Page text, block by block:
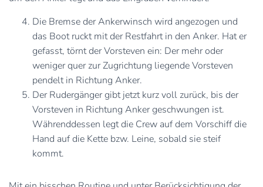
Die Bremse der Ankerwinsch wird angezogen und
das Boot ruckt mit der Restfahrt in den Anker. Hat er
gefasst, törnt der Vorsteven ein: Der mehr oder
weniger quer zur Zugrichtung liegende Vorsteven
pendelt in Richtung Anker.
Der Rudergänger gibt jetzt kurz voll zurück, bis der
Vorsteven in Richtung Anker geschwungen ist.
Währenddessen legt die Crew auf dem Vorschiff die
Hand auf die Kette bzw. Leine, sobald sie steif
kommt.